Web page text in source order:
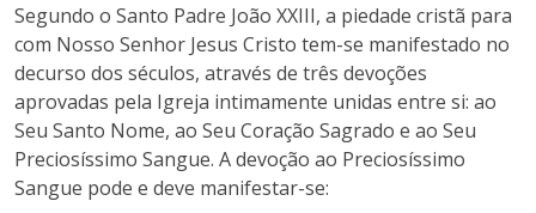
Segundo o Santo Padre João XXIII, a piedade cristã para
com Nosso Senhor Jesus Cristo tem-se manifestado no
decurso dos séculos, através de três devoções
aprovadas pela Igreja intimamente unidas entre si: ao
Seu Santo Nome, ao Seu Coração Sagrado e ao Seu
Preciosíssimo Sangue. A devoção ao Preciosíssimo
Sangue pode e deve manifestar-se: